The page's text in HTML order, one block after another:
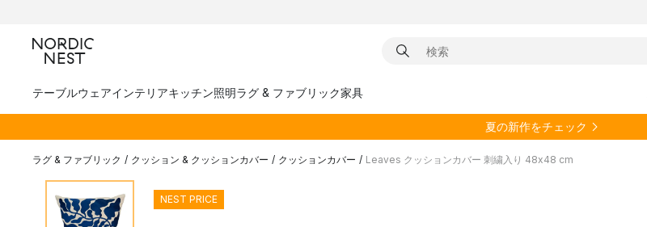
テーブルウェアインテリアキッチン照明ラグ & ファブリック家具
夏の新作をチェック
ラグ & ファブリック / クッション & クッションカバー / クッションカバー / Leaves クッションカバー 刺繍入り 48x48 cm
NEST PRICE